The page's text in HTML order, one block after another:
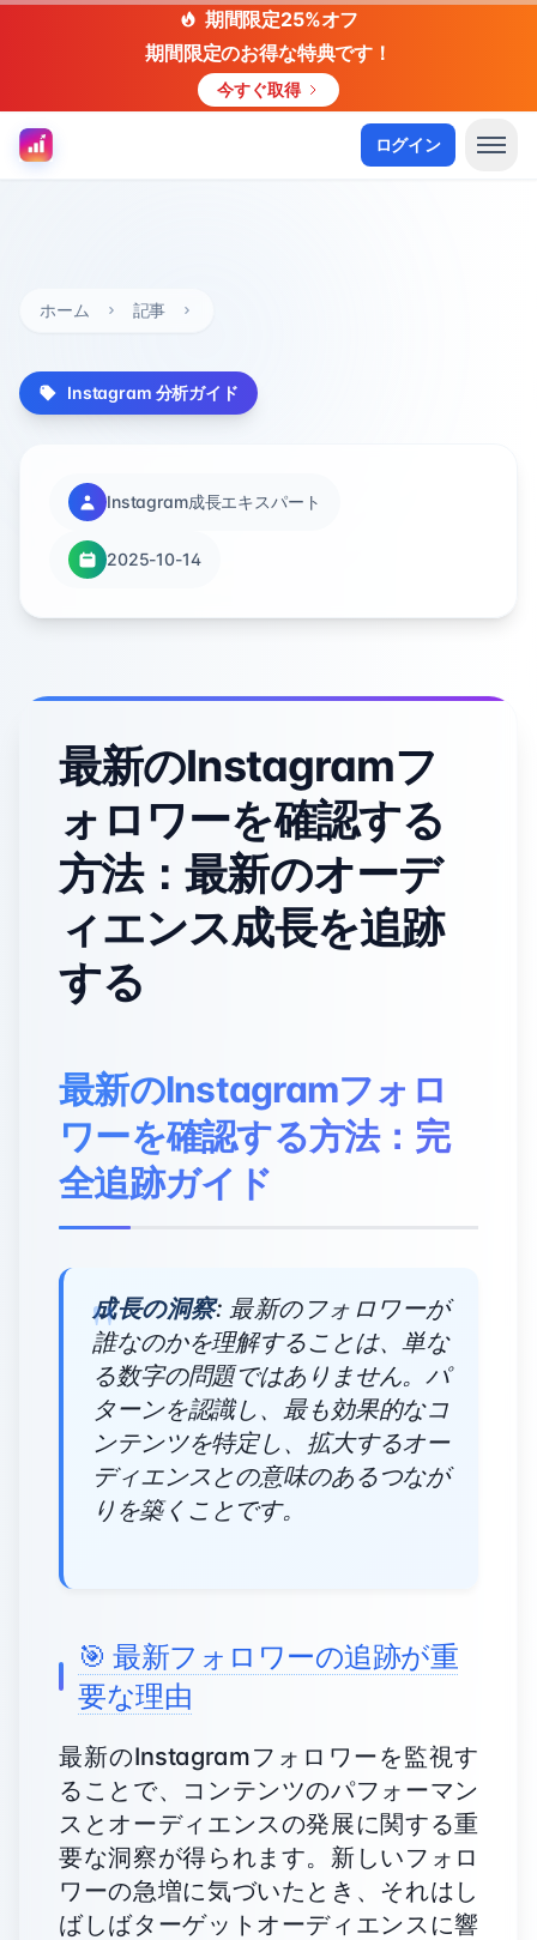
期間限定25%オフ
期間限定のお得な特典です！
今すぐ取得
ログイン
ホーム 記事
Instagram 分析ガイド
Instagram成長エキスパート
2025-10-14
最新のInstagramフ
ォロワーを確認する
方法：最新のオーデ
ィエンス成長を追跡
する
最新のInstagramフォロ
ワーを確認する方法：完
全追跡ガイド
成長の洞察: 最新のフォロワーが
誰なのかを理解することは、単な
る数字の問題ではありません。パ
ターンを認識し、最も効果的なコ
ンテンツを特定し、拡大するオー
ディエンスとの意味のあるつなが
りを築くことです。
🎯 最新フォロワーの追跡が重
要な理由
最新のInstagramフォロワーを監視す
ることで、コンテンツのパフォーマン
スとオーディエンスの発展に関する重
要な洞察が得られます。新しいフォロ
ワーの急増に気づいたとき、それはし
ばしばターゲットオーディエンスに響